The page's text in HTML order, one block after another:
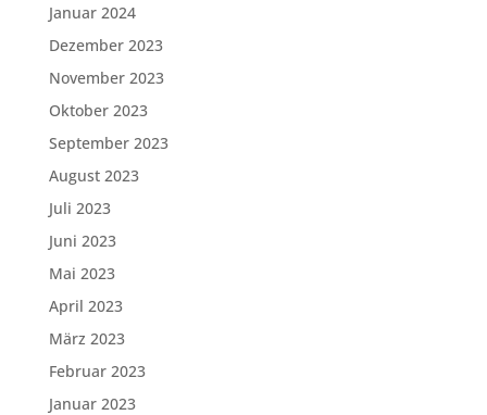
Januar 2024
Dezember 2023
November 2023
Oktober 2023
September 2023
August 2023
Juli 2023
Juni 2023
Mai 2023
April 2023
März 2023
Februar 2023
Januar 2023